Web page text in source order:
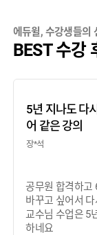
에듀윌, 수강생들의
BEST 수강
5년 지나도 다
어 같은 강의
장*석
공무원 합격하고
바꾸고 싶어서
교수님 수업은 5
하네요